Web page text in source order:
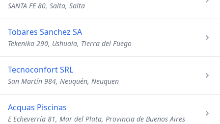
SANTA FE 80, Salta, Salta
Tobares Sanchez SA
Tekenika 290, Ushuaia, Tierra del Fuego
Tecnoconfort SRL
San Martín 984, Neuquén, Neuquen
Acquas Piscinas
E Echeverría 81, Mar del Plata, Provincia de Buenos Aires